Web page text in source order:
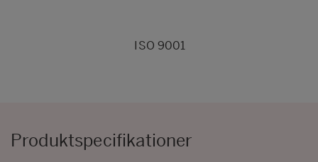
ISO 9001
Produktspecifikationer